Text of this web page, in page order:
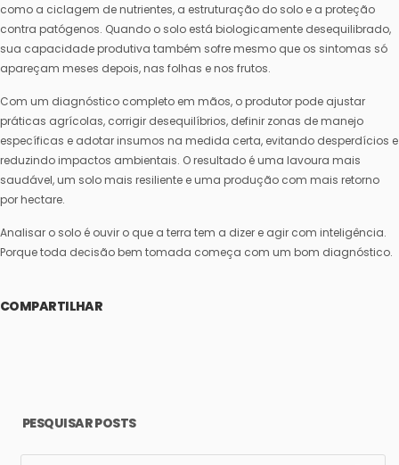
como a ciclagem de nutrientes, a estruturação do solo e a proteção
contra patógenos. Quando o solo está biologicamente desequilibrado,
sua capacidade produtiva também sofre mesmo que os sintomas só
apareçam meses depois, nas folhas e nos frutos.
Com um diagnóstico completo em mãos, o produtor pode ajustar
práticas agrícolas, corrigir desequilíbrios, definir zonas de manejo
específicas e adotar insumos na medida certa, evitando desperdícios e
reduzindo impactos ambientais. O resultado é uma lavoura mais
saudável, um solo mais resiliente e uma produção com mais retorno
por hectare.
Analisar o solo é ouvir o que a terra tem a dizer e agir com inteligência.
Porque toda decisão bem tomada começa com um bom diagnóstico.
COMPARTILHAR
PESQUISAR POSTS